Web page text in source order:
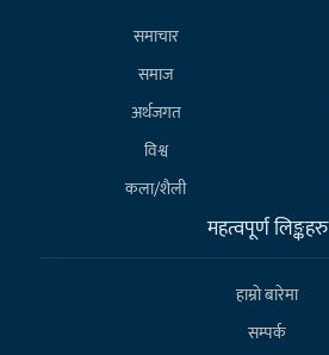
समाचार
समाज
अर्थजगत
विश्व
कला/शैली
महत्वपूर्ण लिङ्कहरु
हाम्राे बारेमा
सम्पर्क